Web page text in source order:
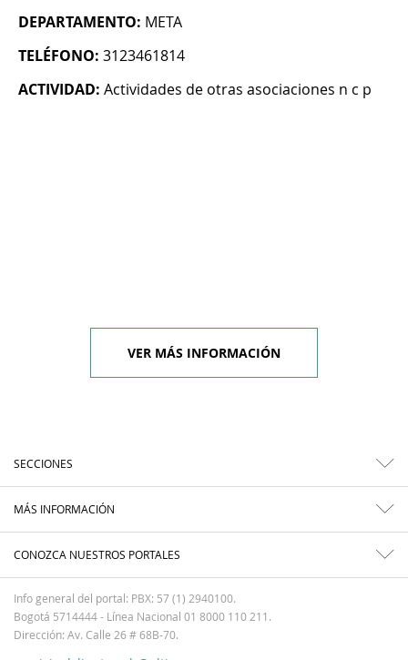
DEPARTAMENTO: META
TELÉFONO: 3123461814
ACTIVIDAD: Actividades de otras asociaciones n c p
VER MÁS INFORMACIÓN
SECCIONES
MÁS INFORMACIÓN
CONOZCA NUESTROS PORTALES
Info general del portal: PBX: 57 (1) 2940100.
Bogotá 5714444 - Línea Nacional 01 8000 110 211.
Dirección: Av. Calle 26 # 68B-70.